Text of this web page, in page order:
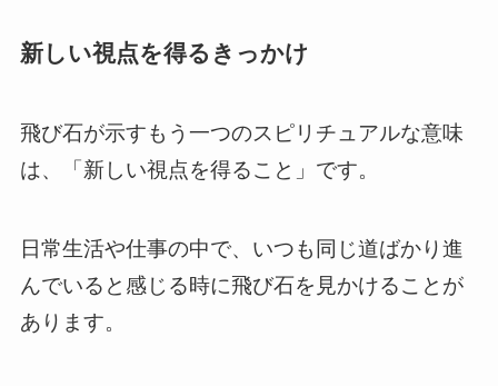
新しい視点を得るきっかけ
飛び石が示すもう一つのスピリチュアルな意味
は、「新しい視点を得ること」です。
日常生活や仕事の中で、いつも同じ道ばかり進
んでいると感じる時に飛び石を見かけることが
あります。